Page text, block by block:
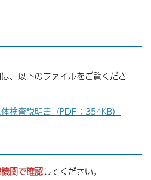
、以下のファイルをご覧くださ
検査説明書（PDF：354KB）
関で確認してください。